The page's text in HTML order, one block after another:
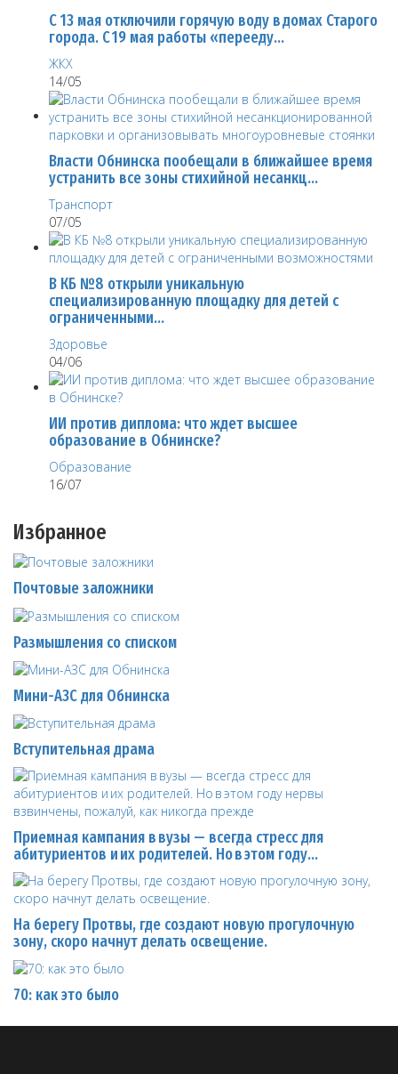
С 13 мая отключили горячую воду в домах Старого
города. С 19 мая работы «перееду…
ЖКХ
14/05
Власти Обнинска пообещали в ближайшее время
устранить все зоны стихийной несанкц…
Транспорт
07/05
В КБ №8 открыли уникальную
специализированную площадку для детей с
ограниченными…
Здоровье
04/06
ИИ против диплома: что ждет высшее
образование в Обнинске?
Образование
16/07
Избранное
Почтовые заложники
Размышления со списком
Мини-АЗС для Обнинска
Вступительная драма
Приемная кампания в вузы — всегда стресс для
абитуриентов и их родителей. Но в этом году…
На берегу Протвы, где создают новую прогулочную
зону, скоро начнут делать освещение.
70: как это было